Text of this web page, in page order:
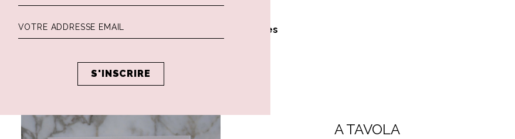
DI FAMIGLIA
et transmettez les recettes qui comptent, même les
Celles de l’enfance et de la
particulière.
A TAVOLA